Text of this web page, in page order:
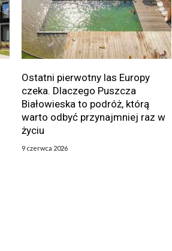
Ostatni pierwotny las Europy
czeka. Dlaczego Puszcza
Białowieska to podróż, którą
warto odbyć przynajmniej raz w
życiu
9 czerwca 2026